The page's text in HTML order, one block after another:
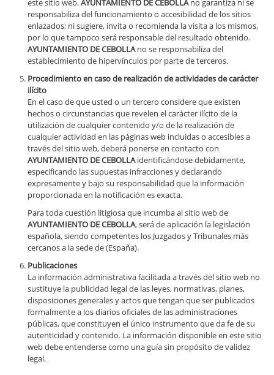
este sitio web.AYUNTAMIENTO DE CEBOLLAno garantiza ni se
responsabiliza del funcionamiento o accesibilidad de los sitios
enlazados; ni sugiere, invita o recomienda la visita a los mismos,
por lo que tampoco será responsable del resultado obtenido.
AYUNTAMIENTO DE CEBOLLAno se responsabiliza del
establecimiento de hipervínculos por parte de terceros.
Procedimiento en caso de realización de actividades de carácter
ilícito
En el caso de que usted o un tercero considere que existen
hechos o circunstancias que revelen el carácter ilícito de la
utilización de cualquier contenido y/o de la realización de
cualquier actividad en las páginas web incluidas o accesibles a
través del sitio web, deberá ponerse en contacto con
AYUNTAMIENTO DE CEBOLLAidentificándose debidamente,
especificando las supuestas infracciones y declarando
expresamente y bajo su responsabilidad que la información
proporcionada en la notificación es exacta.
Para toda cuestión litigiosa que incumba al sitio web de
AYUNTAMIENTO DE CEBOLLA, será de aplicación la legislación
española, siendo competentes los Juzgados y Tribunales más
cercanos a la sede de(España).
Publicaciones
La información administrativa facilitada a través del sitio web no
sustituye la publicidad legal de las leyes, normativas, planes,
disposiciones generales y actos que tengan que ser publicados
formalmente a los diarios oficiales de las administraciones
públicas, que constituyen el único instrumento que da fe de su
autenticidad y contenido. La información disponible en este sitio
web debe entenderse como una guía sin propósito de validez
legal.